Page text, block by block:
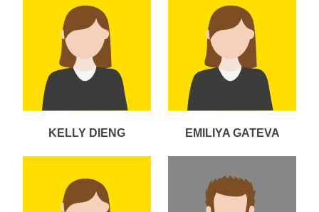
KELLY DIENG EMILIYA GATEVA